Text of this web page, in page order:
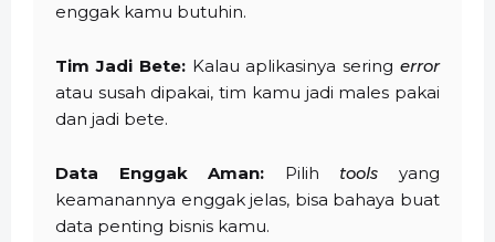
enggak kamu butuhin.
Tim Jadi Bete:Kalau aplikasinya seringerror
atau susah dipakai, tim kamu jadi males pakai
dan jadi bete.
Data Enggak Aman: Pilih tools yang
keamanannya enggak jelas, bisa bahaya buat
data penting bisnis kamu.